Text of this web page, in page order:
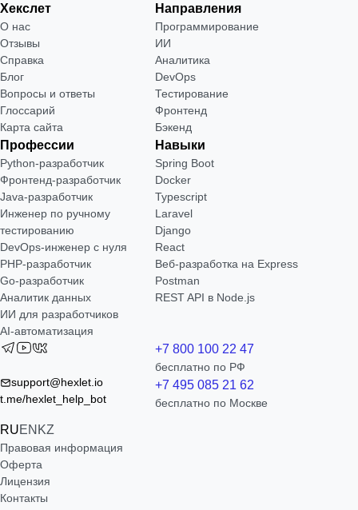
Хекслет
О нас
Отзывы
Справка
Блог
Вопросы и ответы
Глоссарий
Карта сайта
Направления
Программирование
ИИ
Аналитика
DevOps
Тестирование
Фронтенд
Бэкенд
Профессии
Python-разработчик
Фронтенд-разработчик
Java-разработчик
Инженер по ручному
тестированию
DevOps-инженер с нуля
РНР-разработчик
Go-разработчик
Аналитик данных
ИИ для разработчиков
AI-автоматизация
Навыки
Spring Boot
Docker
Typescript
Laravel
Django
React
Веб-разработка на Express
Postman
REST API в Node.js
support@hexlet.io
t.me/hexlet_help_bot
RUEN KZ
+7 800 100 22 47
бесплатно по РФ
+7 495 085 21 62
бесплатно по Москве
Правовая информация
Оферта
Лицензия
Контакты